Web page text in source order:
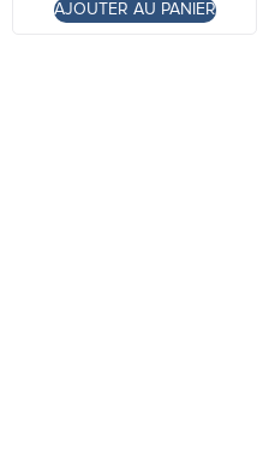
AJOUTER AU PANIER